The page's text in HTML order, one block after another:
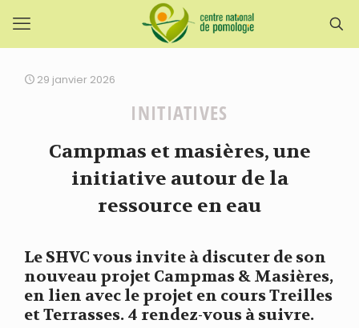
29 janvier 2026
INITIATIVES
Campmas et masières, une
initiative autour de la
ressource en eau
Le SHVC vous invite à discuter de son
nouveau projet Campmas & Masières,
en lien avec le projet en cours Treilles
et Terrasses. 4 rendez-vous à suivre.